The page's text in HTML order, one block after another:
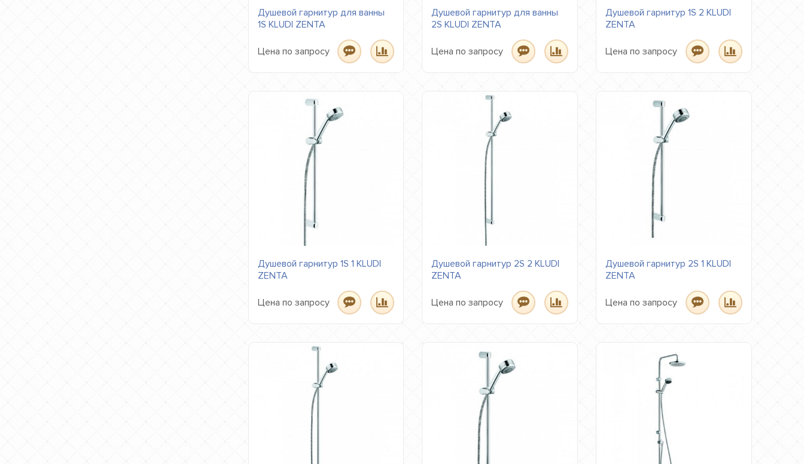
Душевой гарнитур для ванны
1S KLUDI ZENTA
Цена по запросу
Душевой гарнитур для ванны
2S KLUDI ZENTA
Цена по запросу
Душевой гарнитур 1S 2 KLUDI
ZENTA
Цена по запросу
Душевой гарнитур 1S 1 KLUDI
ZENTA
Цена по запросу
Душевой гарнитур 2S 2 KLUDI
ZENTA
Цена по запросу
Душевой гарнитур 2S 1 KLUDI
ZENTA
Цена по запросу